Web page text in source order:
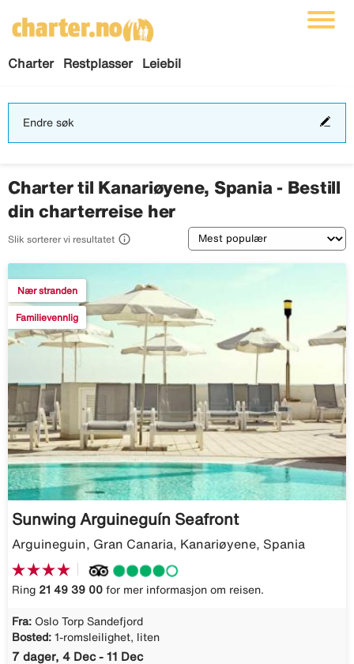
Charter Restplasser Leiebil
Endre søk
Charter til Kanariøyene, Spania - Bestill
din charterreise her
Slik sorterer vi resultatet  Sortering
Nær stranden
Familievennlig
Sunwing Arguineguín Seafront
Arguineguin, Gran Canaria, Kanariøyene, Spania
Ring 21 49 39 00 for mer informasjon om reisen.
Fra: Oslo Torp Sandefjord
Bosted: 1-romsleilighet, liten
7 dager, 4 Dec - 11 Dec